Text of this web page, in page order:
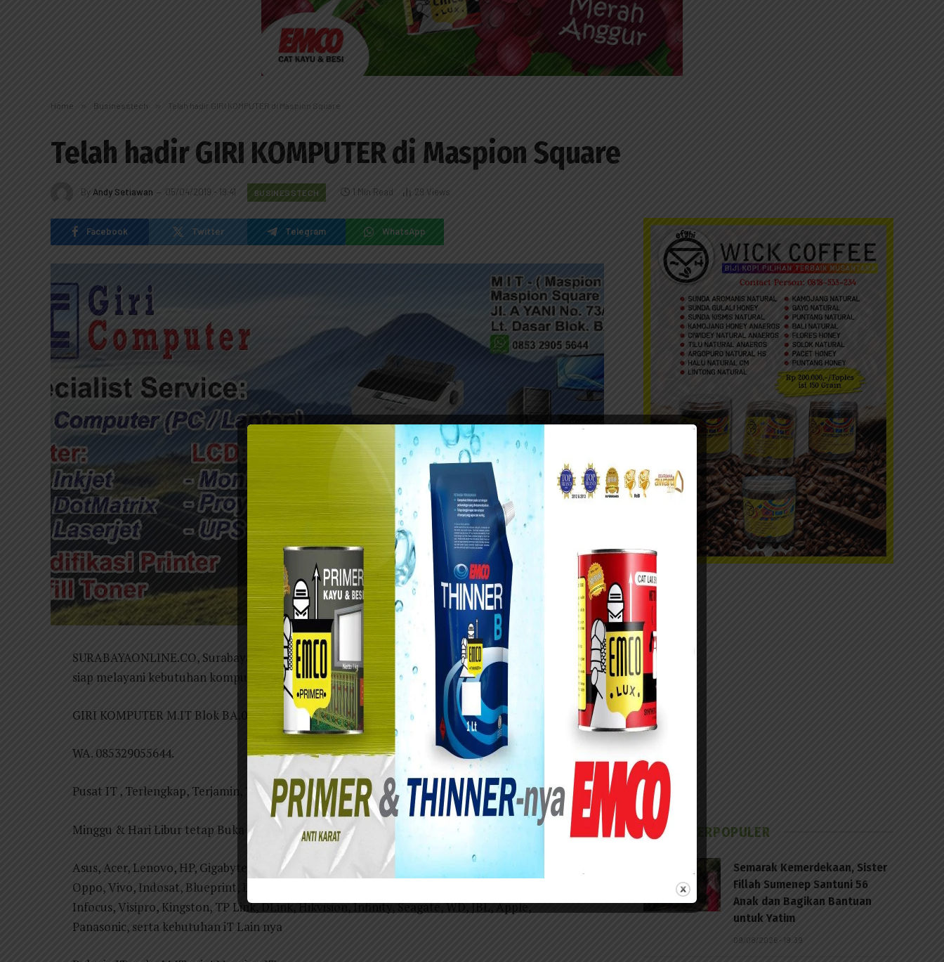
Home » Businesstech » Telah hadir GIRI KOMPUTER di Maspion Square
Telah hadir GIRI KOMPUTER di Maspion Square
By Andy Setiawan 05/04/2019 - 19:41 BUSINESSTECH 1 Min Read 29 Views
Facebook Twitter Telegram WhatsApp
SURABAYAONLINE.CO, Surabaya —Sudah beroperasional salah satu dari ratusan toko yang
siap melayani kebutuhan komputer anda.
GIRI KOMPUTER M.IT Blok BA.08
WA. 085329055644.
Pusat IT , Terlengkap, Terjamin, Terpercaya, Termurah dan Terbesar
Minggu & Hari Libur tetap Buka
Asus, Acer, Lenovo, HP, Gigabyte, MSI, AMD, INTEL, LG, Samsung, Canon, Epson, Benq, Apple,
Oppo, Vivo, Indosat, Blueprint, Logitech, MBB, Fingerspot & Kanasecure, SanDisk, Nvidia,
Infocus, Visipro, Kingston, TP Link, DLink, Hikvision, Infinity, Seagate, WD, JBL, Apple,
Panasonic, serta kebutuhan iT Lain nya
BERITA TERPOPULER
Semarak Kemerdekaan, Sister
Fillah Sumenep Santuni 56
Anak dan Bagikan Bantuan
untuk Yatim
09/08/2026 - 19:39